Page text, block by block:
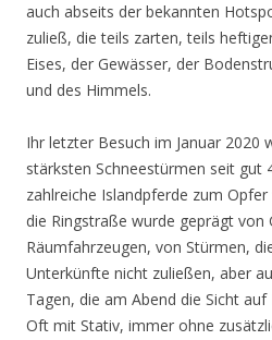
auch abseits der bekannten
zuließ, die teils zarten, teils
Eises, der Gewässer, der
und des Himmels.
Ihr letzter Besuch im Januar 2020
stärksten Schneestürmen seit gut
zahlreiche Islandpferde zum
die Ringstraße wurde geprägt
Räumfahrzeugen, von Stürmen,
Unterkünfte nicht zuließen, aber
Tagen, die am Abend die Sicht
Oft mit Stativ, immer ohne